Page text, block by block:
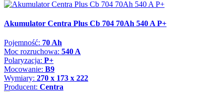
Akumulator Centra Plus Cb 704 70Ah 540 A P+
Pojemność: 70 Ah
Moc rozruchowa: 540 A
Polaryzacja: P+
Mocowanie: B9
Wymiary: 270 x 173 x 222
Producent: Centra